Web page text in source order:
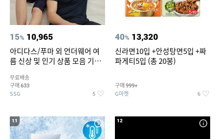
15% 10,965
아디다스/푸마 외 언더웨어 여
름 신상 및 인기 상품 모음 기획
무료배송
구매 633
SSG 5
40% 13,320
신라면10입 +안성탕면5입 +짜
파게티5입 (총 20봉)
구매 999+
G마켓 6
11 12